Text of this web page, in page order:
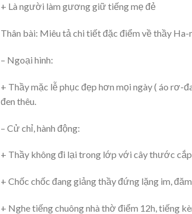
+ Là người làm gương giữ tiếng mẹ đẻ
Thân bài: Miêu tả chi tiết đặc điểm về thầy Ha-
– Ngoại hình:
+ Thầy mặc lễ phục đẹp hơn mọi ngày ( áo rơ-
đen thêu.
– Cử chỉ, hành động:
+ Thầy không đi lại trong lớp với cây thước
+ Chốc chốc đang giảng thầy đứng lặng im,
+ Nghe tiếng chuông nhà thờ điểm 12h, tiếng